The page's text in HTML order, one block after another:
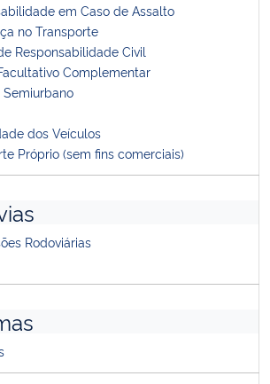
em Caso de Assalto
no Transporte
Responsabilidade Civil
Complementar
Semiurbano
dos Veículos
Próprio (sem fins comerciais)
Rodoviárias